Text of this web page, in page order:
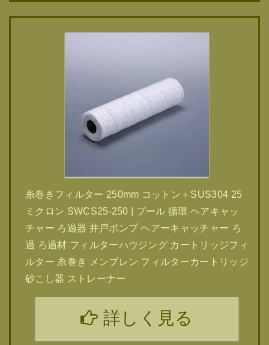
糸巻きフィルター 250mm コットン＋SUS304 25
ミクロン SWCS25-250 | プール 循環 ヘアキャッ
チャー ろ過器 井戸ポンプ ヘアーキャッチャー ろ
過 ろ過材 フィルターハウジング カートリッジフィ
ルター 糸巻き メンブレン フィルターカートリッジ
砂こし器 ストレーナー
詳しく見る